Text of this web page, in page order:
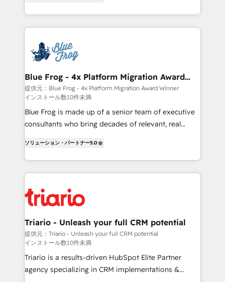
HubSpot -Top 1% of partners worldwide -In-house
team of 25+ experts Contact us today to help you
www.bbdboom.com
maximizing EBITDA and achieving Commercial
Excellence. With our targeted processes, we
strengthen your digital transformation and minimize
Implementation partner, we provide expertise to
drive your business forward. Since 2015 we are fully
dedicated to HubSpot and with an experienced
team (50+), we work with reputable companies in
B2B sectors such as manufacturing, SaaS and
business services. We prepare a customized
business case that demonstrates the value and
detailed financial rationale with a focus on ROI and
TCO. As a trusted extension of your team, we
believe in the power of partnership. Together, we
business up for long-term success. Unlock your
business. If not now, when?
Blue Frog - 4x Platform Migration Award
Winner
提供元：Blue Frog - 4x Platform Migration Award Winner
インストール数10件未満
Blue Frog is made up of a senior team of executive
consultants who bring decades of relevant, real
Frog is a top, trusted partner in HubSpot's
ecosystem for a reason. Their team brings over a
decade of experience to the table, along with deep
for driving growth. They are committed to helping
our customers grow and finding solutions that fit
their unique business needs. We are thrilled to have
Blue Frog in the HubSpot ecosystem leading the
way for customers!" - Yamini Rangan, CEO of
HubSpot “Our experience with the team at Blue Frog
has been nothing short of extraordinary. Their years
ソリューション・パートナー5.0
Triario - Unleash your full CRM potential
提供元：Triario - Unleash your full CRM potential
インストール数10件未満
Triario is a results-driven HubSpot Elite Partner
agency specializing in CRM implementations &